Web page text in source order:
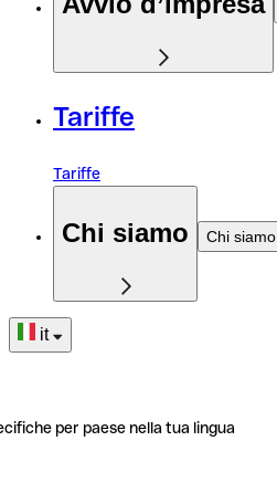
Tariffe
Tariffe
Chi siamo Chi siamo
it
per paese nella tua lingua